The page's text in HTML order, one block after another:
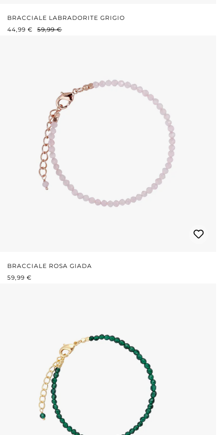
BRACCIALE LABRADORITE GRIGIO
PREZZO DI VENDITA:
44,99 € PREZZO NORMALE:
59,99 €
BRACCIALE ROSA GIADA
PREZZO NORMALE:
59,99 €